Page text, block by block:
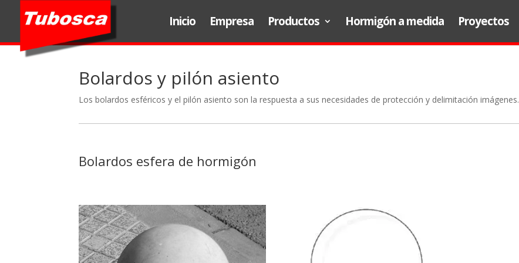
Inicio Empresa Productos Hormigón a medida Proyectos
Bolardos y pilón asiento
Los bolardos esféricos y el pilón asiento son la respuesta a sus necesidades de protección y delimitación imágenes.
Bolardos esfera de hormigón